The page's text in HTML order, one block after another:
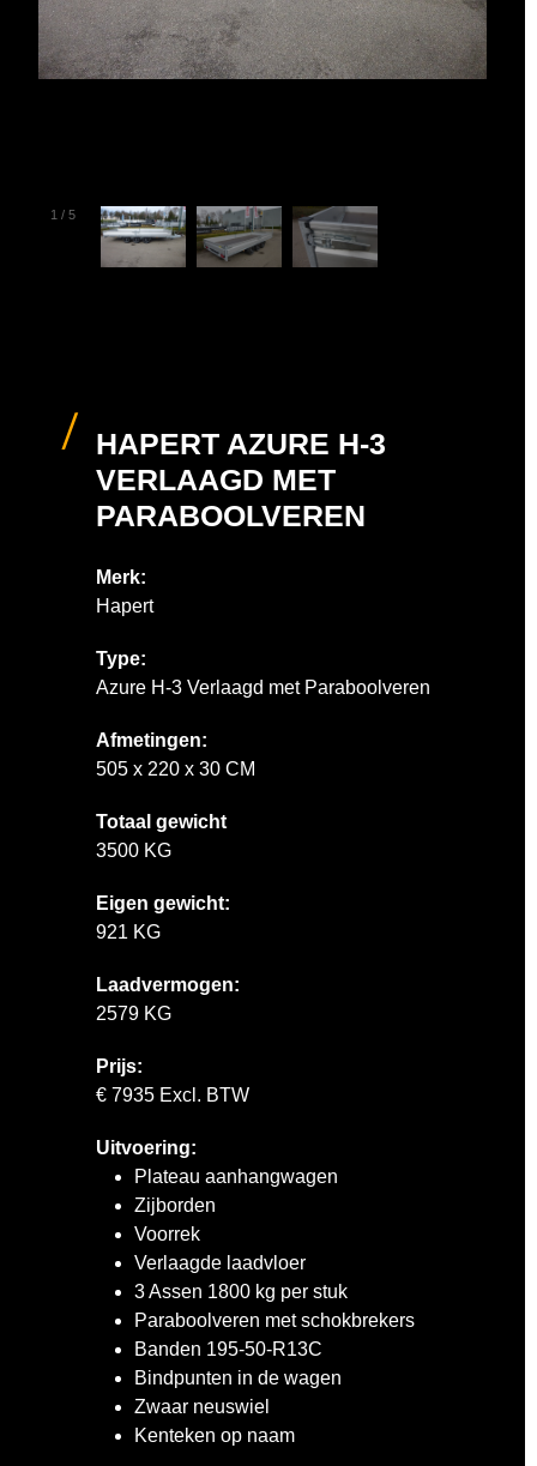
1 / 5
HAPERT AZURE H-3
VERLAAGD MET
PARABOOLVEREN
Merk:
Hapert
Type:
Azure H-3 Verlaagd met Paraboolveren
Afmetingen:
505 x 220 x 30 CM
Totaal gewicht
3500 KG
Eigen gewicht:
921 KG
Laadvermogen:
2579 KG
Prijs:
€ 7935 Excl. BTW
Uitvoering:
Plateau aanhangwagen
Zijborden
Voorrek
Verlaagde laadvloer
3 Assen 1800 kg per stuk
Paraboolveren met schokbrekers
Banden 195-50-R13C
Bindpunten in de wagen
Zwaar neuswiel
Kenteken op naam